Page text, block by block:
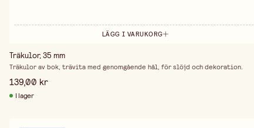
LÄGG I VARUKORG
Träkulor, 35 mm
Träkulor av bok, trävita med genomgående hål, för slöjd och dekoration.
139,00 kr
I lager